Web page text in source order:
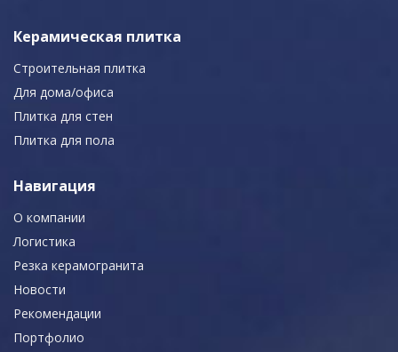
Керамическая плитка
Строительная плитка
Для дома/офиса
Плитка для стен
Плитка для пола
Навигация
О компании
Логистика
Резка керамогранита
Новости
Рекомендации
Портфолио